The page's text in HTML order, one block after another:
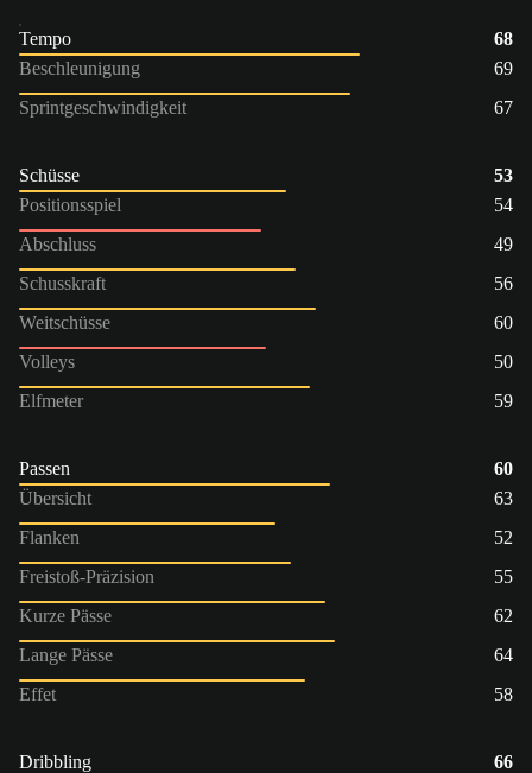
Tempo
68
Beschleunigung
69
Sprintgeschwindigkeit
67
Schüsse
53
Positionsspiel
54
Abschluss
49
Schusskraft
56
Weitschüsse
60
Volleys
50
Elfmeter
59
Passen
60
Übersicht
63
Flanken
52
Freistoß-Präzision
55
Kurze Pässe
62
Lange Pässe
64
Effet
58
Dribbling
66